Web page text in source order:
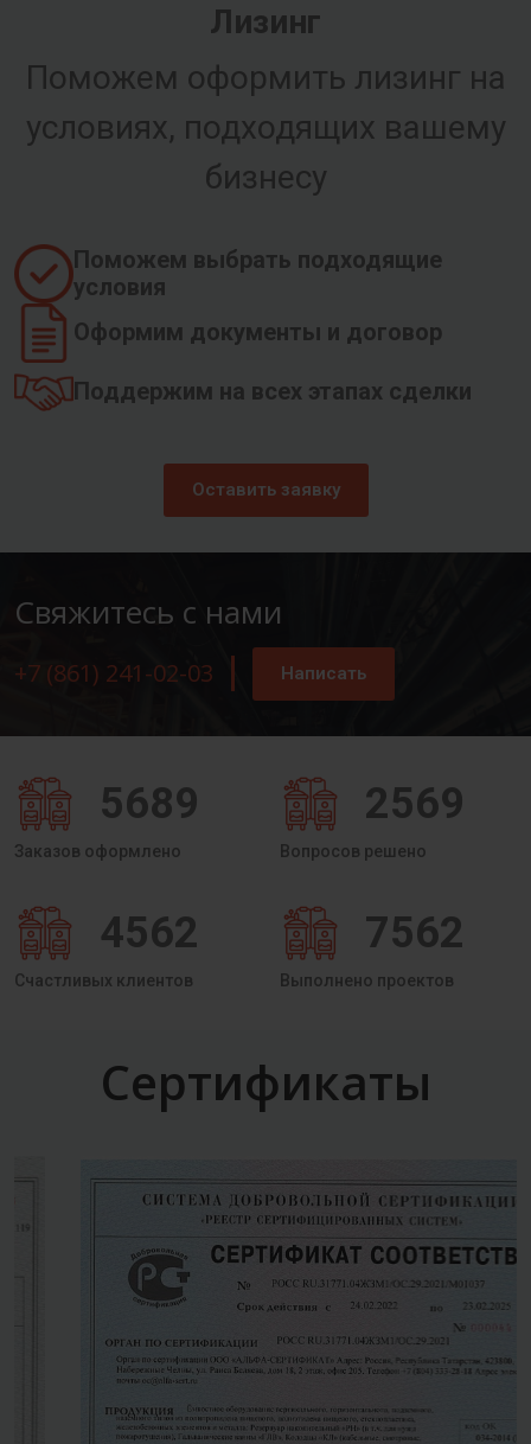
Лизинг
Поможем оформить лизинг на
условиях, подходящих вашему
бизнесу
Поможем выбрать подходящие
условия
Оформим документы и договор
Поддержим на всех этапах сделки
Оставить заявку
Свяжитесь с нами
+7 (861) 241-02-03 Написать
5689
Заказов оформлено
2569
Вопросов решено
4562
Счастливых клиентов
7562
Выполнено проектов
Сертификаты